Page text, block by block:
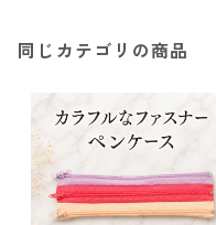
同じカテゴリの商品